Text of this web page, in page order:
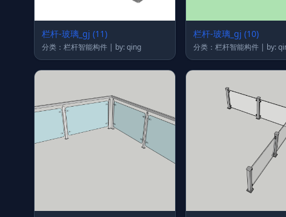
栏杆-玻璃_gj (11)
分类：栏杆智能构件 | by: qing
栏杆-玻璃_gj (10)
分类：栏杆智能构件